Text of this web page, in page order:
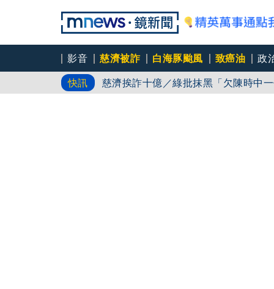
影音 慈濟被詐 白海豚颱風 致癌油
政
快訊
白海豚路徑又南修！ 海警範圍擴增
慈濟挨詐十億／綠批抹黑「欠陳時中